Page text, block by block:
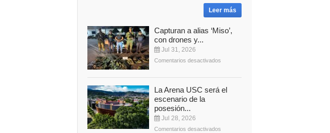
Leer más
Capturan a alias ‘Miso’,
con drones y...
Jul 31, 2026
Comentarios desactivados
La Arena USC será el
escenario de la
posesión...
Jul 28, 2026
Comentarios desactivados